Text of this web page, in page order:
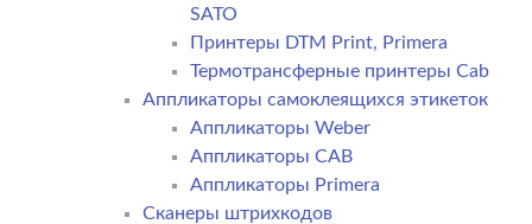
SATO
Принтеры DTM Print, Primera
Термотрансферные принтеры Cab
Аппликаторы самоклеящихся этикеток
Аппликаторы Weber
Аппликаторы CAB
Аппликаторы Primera
Сканеры штрихкодов